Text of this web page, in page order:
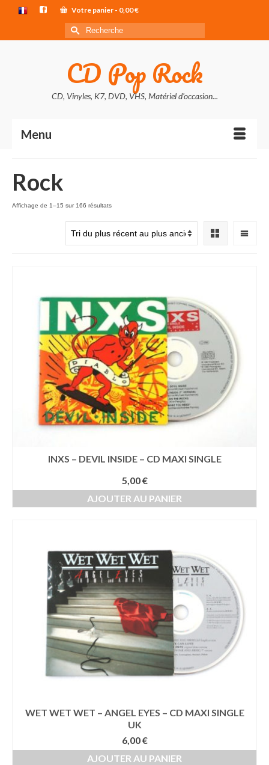
Votre panier - 0,00€
Rechercher :
CD Pop Rock
CD, Vinyles, K7, DVD, VHS, Matériel d'occasion...
Menu
Rock
Affichage de 1–15 sur 166 résultatsTrié
INXS – DEVIL INSIDE – CD MAXI SINGLE
5,00€
AJOUTER AU PANIER
WET WET WET – ANGEL EYES – CD MAXI SINGLE
UK
6,00€
AJOUTER AU PANIER